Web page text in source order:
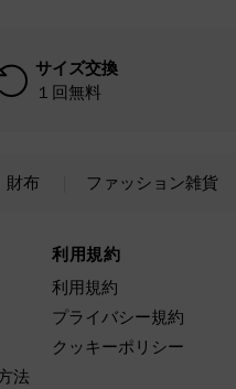
サイズ交換
１回無料
財布 ファッション雑貨
法
利用規約
利用規約
プライバシー規約
クッキーポリシー